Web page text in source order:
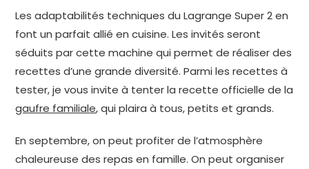
Les adaptabilités techniques du Lagrange Super 2 en
font un parfait allié en cuisine. Les invités seront
séduits par cette machine qui permet de réaliser des
recettes d’une grande diversité. Parmi les recettes à
tester, je vous invite à tenter la recette officielle de la
gaufre familiale, qui plaira à tous, petits et grands.
En septembre, on peut profiter de l’atmosphère
chaleureuse des repas en famille. On peut organiser